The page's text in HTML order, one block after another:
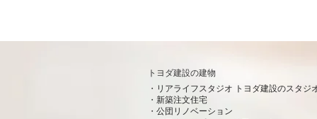
トヨダ建設の建物
リアライフスタジオ トヨダ建設のスタジ
新築注文住宅
公団リノベーション